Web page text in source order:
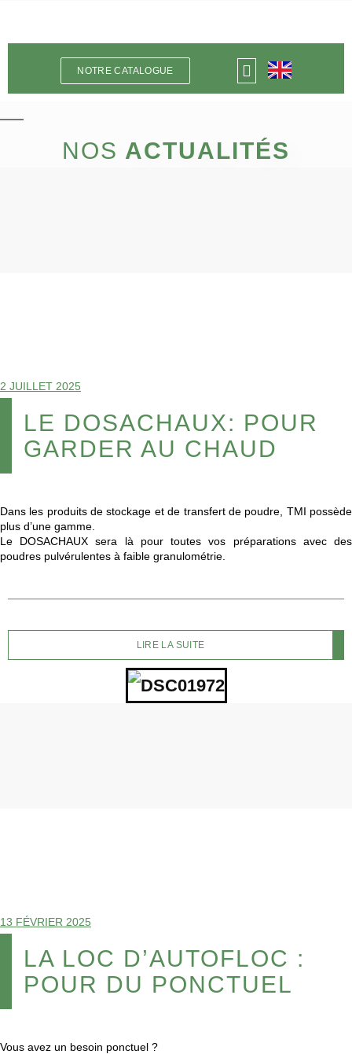
NOTRE CATALOGUE
NOS ACTUALITÉS
2 JUILLET 2025
LE DOSACHAUX: POUR
GARDER AU CHAUD
Dans les produits de stockage et de transfert de poudre, TMI possède
plus d’une gamme.
Le DOSACHAUX sera là pour toutes vos préparations avec des
poudres pulvérulentes à faible granulométrie.
LIRE LA SUITE
13 FÉVRIER 2025
LA LOC D’AUTOFLOC :
POUR DU PONCTUEL
Vous avez un besoin ponctuel ?